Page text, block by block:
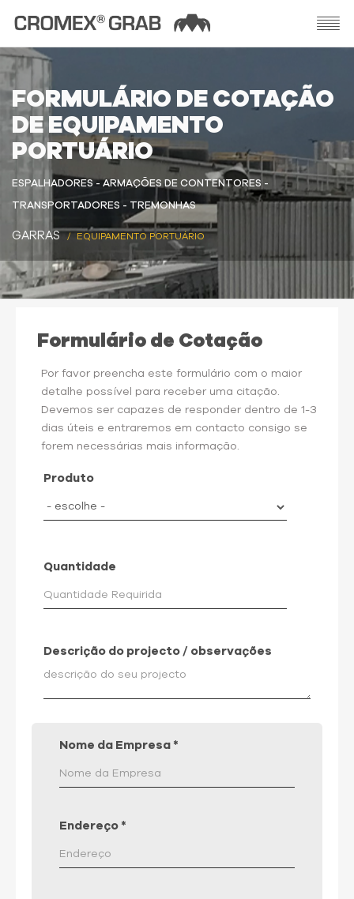
FORMULÁRIO DE COTAÇÃO
DE EQUIPAMENTO
PORTUÁRIO
ESPALHADORES - ARMAÇÕES DE CONTENTORES -
TRANSPORTADORES - TREMONHAS
GARRAS EQUIPAMENTO PORTUÁRIO
Formulário de Cotação
Por favor preencha este formulário com o maior
detalhe possível para receber uma citação.
Devemos ser capazes de responder dentro de 1-3
dias úteis e entraremos em contacto consigo se
forem necessárias mais informação.
Produto
Quantidade
Descrição do projecto / observações
Nome da Empresa *
Endereço *